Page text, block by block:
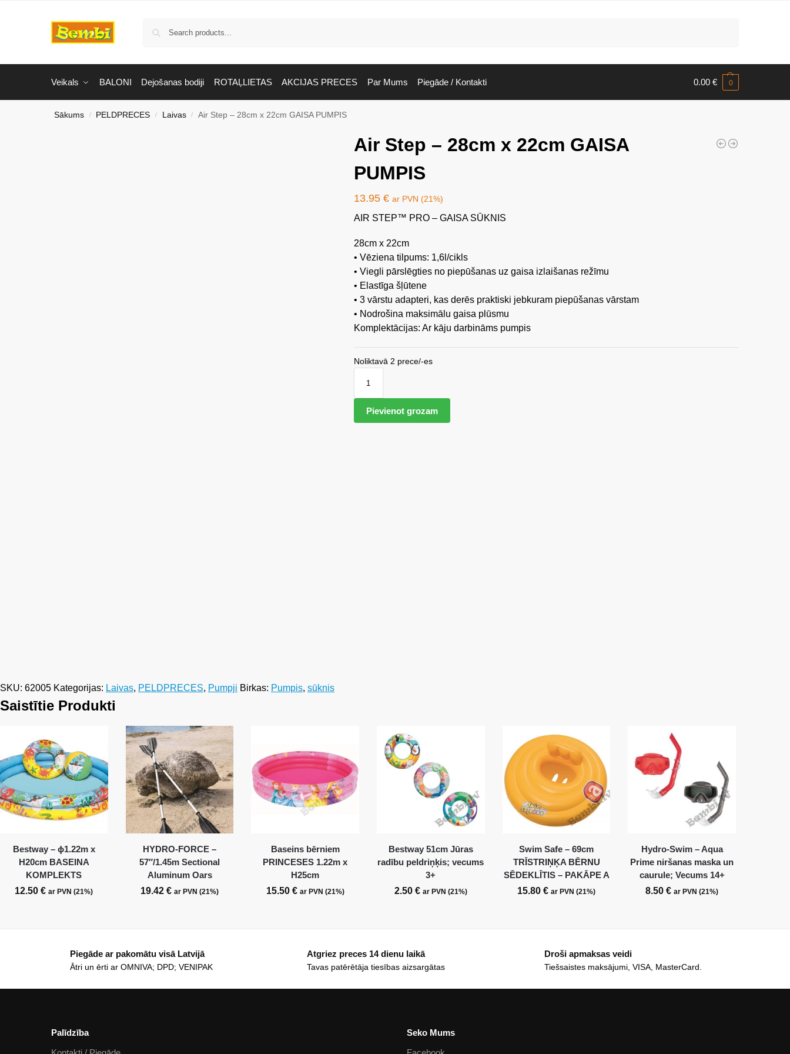
Veikals BALONI Dejošanas bodiji ROTAĻLIETAS AKCIJAS PRECES Par Mums Piegāde / Kontakti 0.00 € 0
Sākums / PELDPRECES / Laivas / Air Step – 28cm x 22cm GAISA PUMPIS
Air Step – 28cm x 22cm GAISA
PUMPIS
13.95 € ar PVN (21%)
AIR STEP™ PRO – GAISA SŪKNIS
28cm x 22cm
• Vēziena tilpums: 1,6l/cikls
• Viegli pārslēgties no piepūšanas uz gaisa izlaišanas režīmu
• Elastīga šļūtene
• 3 vārstu adapteri, kas derēs praktiski jebkuram piepūšanas vārstam
• Nodrošina maksimālu gaisa plūsmu
Komplektācijas: Ar kāju darbināms pumpis
Noliktavā 2 prece/-es
Pievienot grozam
SKU: 62005 Kategorijas: Laivas, PELDPRECES, Pumpji Birkas: Pumpis, sūknis
Saistītie Produkti
Bestway – ϕ1.22m x
H20cm BASEINA
KOMPLEKTS
12.50€ ar PVN (21%)
HYDRO-FORCE –
57″/1.45m Sectional
Aluminum Oars
19.42€ ar PVN (21%)
Baseins bērniem
PRINCESES 1.22m x
H25cm
15.50 € ar PVN (21%)
Bestway 51cm Jūras
radību peldriņķis; vecums
3+
2.50 € ar PVN (21%)
Swim Safe – 69cm
TRĪSTRIŅĶA BĒRNU
SĒDEKLĪTIS – PAKĀPE A
15.80€ ar PVN (21%)
Hydro-Swim – Aqua
Prime niršanas maska un
caurule; Vecums 14+
8.50€ ar PVN (21%)
Piegāde ar pakomātu visā Latvijā
Ātri un ērti ar OMNIVA; DPD; VENIPAK
Atgriez preces 14 dienu laikā
Tavas patērētāja tiesības aizsargātas
Droši apmaksas veidi
Tiešsaistes maksājumi, VISA, MasterCard.
Palīdzība Seko Mums